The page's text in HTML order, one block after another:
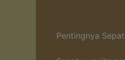
Pentingnya